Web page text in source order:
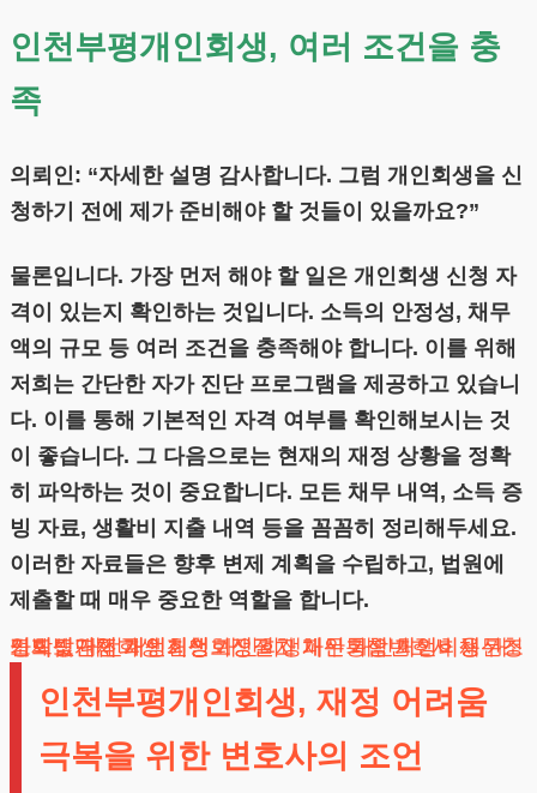
인천부평개인회생, 여러 조건을 충
족
의뢰인: “자세한 설명 감사합니다. 그럼 개인회생을 신
청하기 전에 제가 준비해야 할 것들이 있을까요?”
물론입니다. 가장 먼저 해야 할 일은 개인회생 신청 자
격이 있는지 확인하는 것입니다. 소득의 안정성, 채무
액의 규모 등 여러 조건을 충족해야 합니다. 이를 위해
저희는 간단한 자가 진단 프로그램을 제공하고 있습니
다. 이를 통해 기본적인 자격 여부를 확인해보시는 것
이 좋습니다. 그 다음으로는 현재의 재정 상황을 정확
히 파악하는 것이 중요합니다. 모든 채무 내역, 소득 증
빙 자료, 생활비 지출 내역 등을 꼼꼼히 정리해두세요.
이러한 자료들은 향후 변제 계획을 수립하고, 법원에
제출할 때 매우 중요한 역할을 합니다.
도박빚개인회생 개인회생절차 개인회생변호사
채무조정제도 대전개인회생 개인회생파산 개인회생비용
개인회생단점 개인회생보정권고 채무통합 개인회생신청
카드값연체 회생신청
인천부평개인회생, 재정 어려움
극복을 위한 변호사의 조언